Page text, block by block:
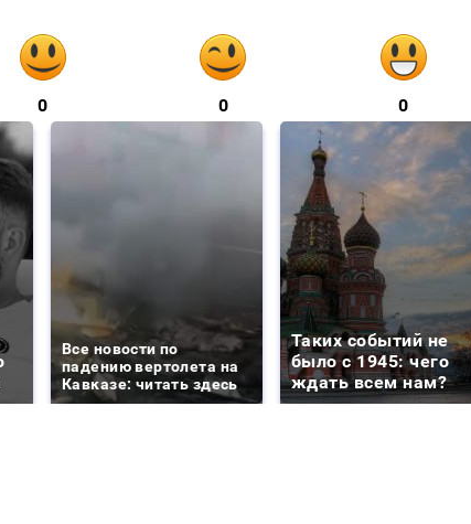
0 0 0
Все новости по
падению вертолета на
Кавказе: читать здесь
Таких событий не
было с 1945: чего
ждать всем нам?